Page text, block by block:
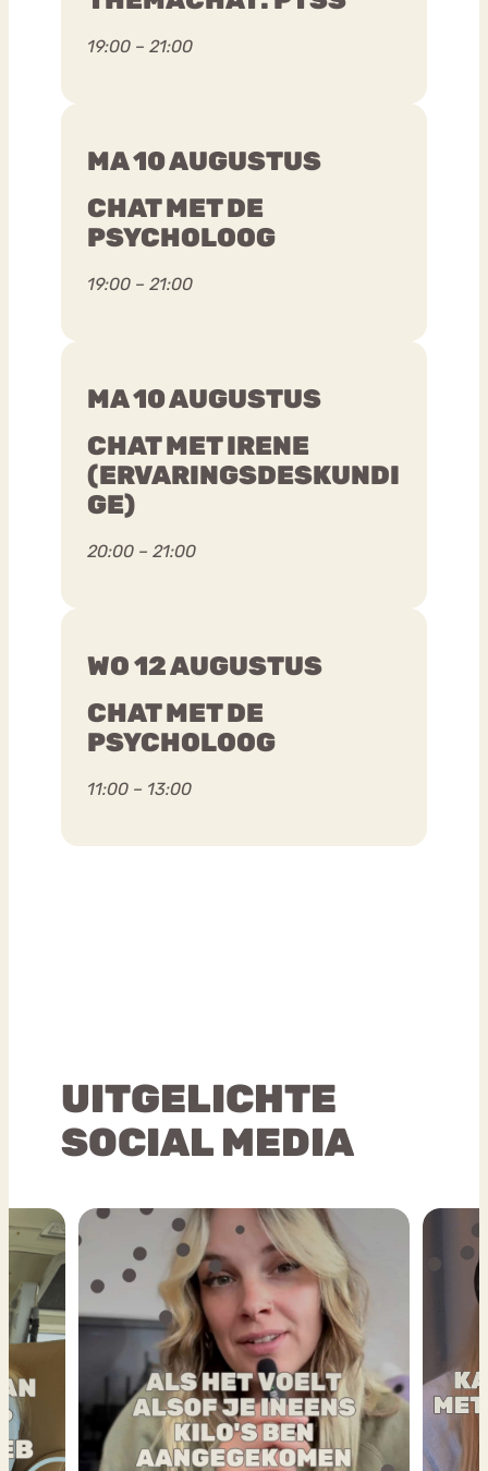
19:00 – 21:00
MA 10 AUGUSTUS
CHAT MET DE
PSYCHOLOOG
19:00 – 21:00
MA 10 AUGUSTUS
CHAT MET IRENE
(ERVARINGSDESKUNDI
GE)
20:00 – 21:00
WO 12 AUGUSTUS
CHAT MET DE
PSYCHOLOOG
11:00 – 13:00
UITGELICHTE
SOCIAL MEDIA